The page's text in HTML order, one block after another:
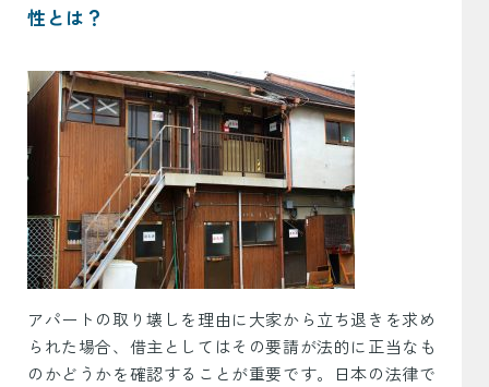
性とは？
アパートの取り壊しを理由に大家から立ち退きを求め
られた場合、借主としてはその要請が法的に正当なも
のかどうかを確認することが重要です。日本の法律で